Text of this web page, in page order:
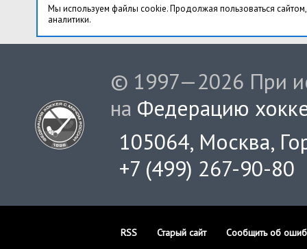
Мы используем файлы cookie. Продолжая пользоваться
аналитики.
© 1997—2026 При
на Федерацию
105064, Москва,
+7 (499) 267-90-80
RSS Старый сайт Сообщить об